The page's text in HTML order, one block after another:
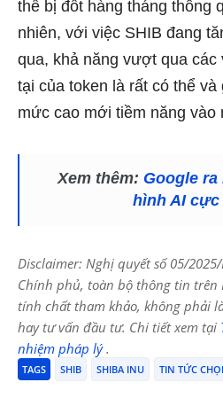
thể bị đốt hàng tháng thông
nhiên, với việc SHIB đang
qua, khả năng vượt qua các
tại của token là rất có thể và
mức cao mới tiềm năng vào
Xem thêm: Google ra
hình AI cực
Disclaimer: Nghị quyết số 05/
Chính phủ, toàn bộ thông tin trên
tính chất tham khảo, không phải
hay tư vấn đầu tư. Chi tiết xem tại
nhiệm pháp lý.
TAGS SHIB SHIBA INU TIN TỨC